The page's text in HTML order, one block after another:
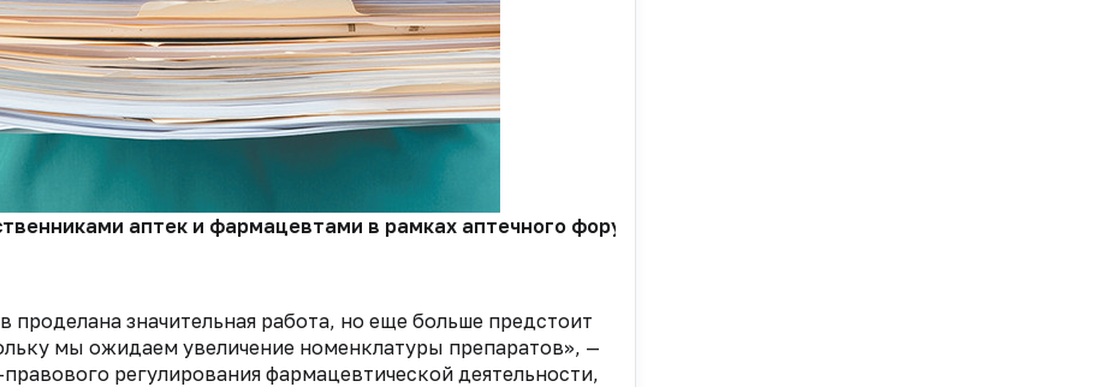
аптек и фармацевтами в рамках аптечного форума было рассказано о вступающих в силу
проделана значительная работа, но еще больше предстоит
мы ожидаем увеличение номенклатуры препаратов», —
регулирования фармацевтической деятельности,